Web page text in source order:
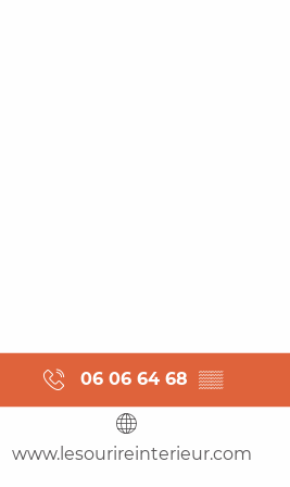
06 06 64 68 ▒▒
www.lesourireinterieur.com